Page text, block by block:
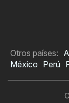
Otros países:
México Perú